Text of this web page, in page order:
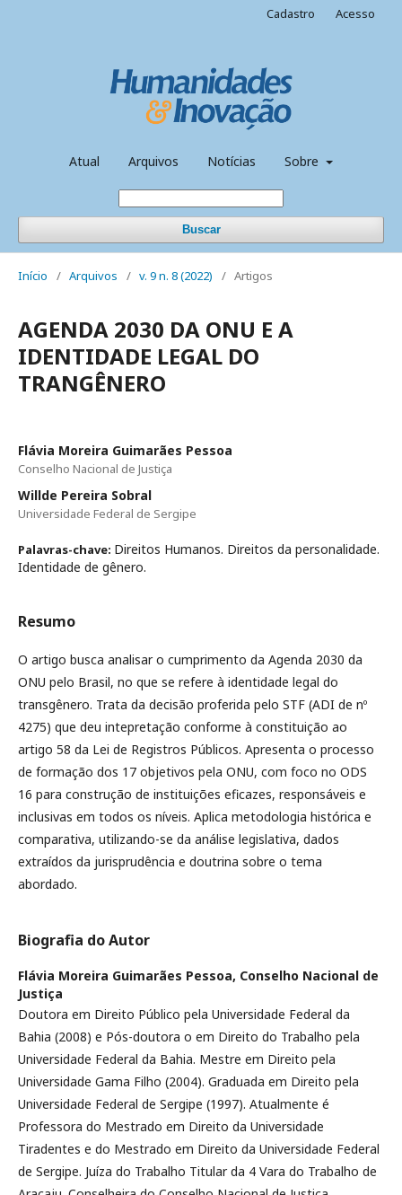
Atual Arquivos Notícias Sobre
Buscar
Cadastro Acesso
Início / Arquivos / v. 9 n. 8 (2022) / Artigos
AGENDA 2030 DA ONU E A
IDENTIDADE LEGAL DO
TRANGÊNERO
Flávia Moreira Guimarães Pessoa
Conselho Nacional de Justiça
Willde Pereira Sobral
Universidade Federal de Sergipe
Palavras-chave: Direitos Humanos. Direitos da personalidade.
Identidade de gênero.
Resumo
O artigo busca analisar o cumprimento da Agenda 2030 da
ONU pelo Brasil, no que se refere à identidade legal do
transgênero. Trata da decisão proferida pelo STF (ADI de nº
4275) que deu intepretação conforme à constituição ao
artigo 58 da Lei de Registros Públicos. Apresenta o processo
de formação dos 17 objetivos pela ONU, com foco no ODS
16 para construção de instituições eficazes, responsáveis e
inclusivas em todos os níveis. Aplica metodologia histórica e
comparativa, utilizando-se da análise legislativa, dados
extraídos da jurisprudência e doutrina sobre o tema
abordado.
Biografia do Autor
Flávia Moreira Guimarães Pessoa, Conselho Nacional de
Justiça
Doutora em Direito Público pela Universidade Federal da
Bahia (2008) e Pós-doutora o em Direito do Trabalho pela
Universidade Federal da Bahia. Mestre em Direito pela
Universidade Gama Filho (2004). Graduada em Direito pela
Universidade Federal de Sergipe (1997). Atualmente é
Professora do Mestrado em Direito da Universidade
Tiradentes e do Mestrado em Direito da Universidade Federal
de Sergipe. Juíza do Trabalho Titular da 4 Vara do Trabalho de